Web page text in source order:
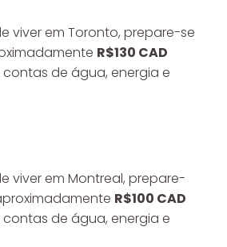
viver em Toronto, prepare-se
R$130 CAD
de água, energia e
viver em Montreal, prepare-
R$100 CAD
de água, energia e